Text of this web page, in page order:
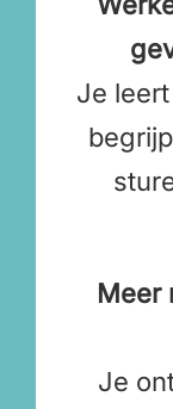
Je
Meer
Je